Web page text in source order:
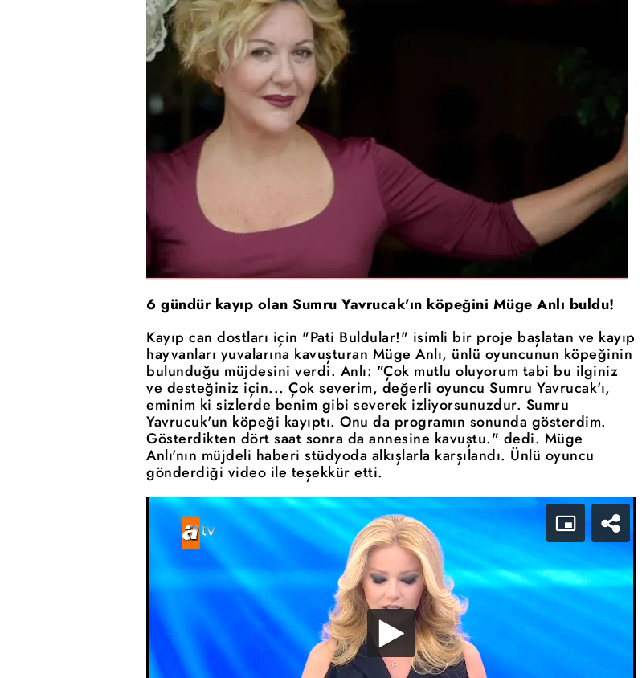
6 gündür kayıp olan Sumru Yavrucak'ın köpeğini Müge Anlı buldu!
Kayıp can dostları için "Pati Buldular!" isimli bir proje başlatan ve kayıp
hayvanları yuvalarına kavuşturan Müge Anlı, ünlü oyuncunun köpeğinin
bulunduğu müjdesini verdi. Anlı: "Çok mutlu oluyorum tabi bu ilginiz
ve desteğiniz için... Çok severim, değerli oyuncu Sumru Yavrucak'ı,
eminim ki sizlerde benim gibi severek izliyorsunuzdur. Sumru
Yavrucuk'un köpeği kayıptı. Onu da programın sonunda gösterdim.
Gösterdikten dört saat sonra da annesine kavuştu." dedi. Müge
Anlı'nın müjdeli haberi stüdyoda alkışlarla karşılandı. Ünlü oyuncu
gönderdiği video ile teşekkür etti.